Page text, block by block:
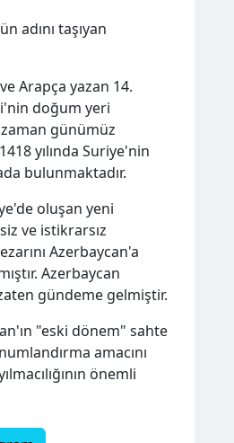
adını taşıyan
Arapça yazan 14.
doğum yeri
günümüz
yılında Suriye'nin
bulunmaktadır.
oluşan yeni
ve istikrarsız
Azerbaycan'a
Azerbaycan
gündeme gelmiştir.
"eski dönem" sahte
amacını
önemli